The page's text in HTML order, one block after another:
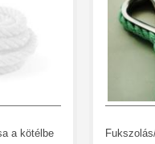
a kötélbe